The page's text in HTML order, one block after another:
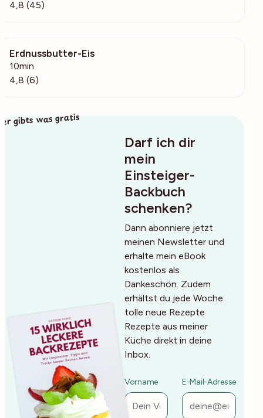
4,8 (45)
Erdnussbutter-Eis
10min
4,8 (6)
Darf ich dir
mein
Einsteiger-
Backbuch
schenken?
Dann abonniere jetzt
meinen Newsletter und
erhalte mein eBook
kostenlos als
Dankeschön. Zudem
erhältst du jede Woche
tolle neue Rezepte
Rezepte aus meiner
Küche direkt in deine
Inbox.
Vorname E-Mail-Adresse
gibts was gratis